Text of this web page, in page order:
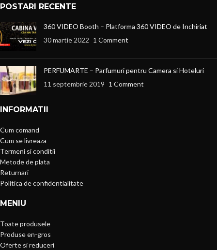
POSTARI RECENTE
360 VIDEO Booth – Platforma 360 VIDEO de Inchiriat
30 martie 2022 1 Comment
PERFUMARTE – Parfumuri pentru Camera si Hoteluri
11 septembrie 2019 1 Comment
INFORMATII
Cum comand
Cum se livreaza
Termeni si conditii
Metode de plata
Returnari
Politica de confidentialitate
MENIU
Toate produsele
Produse en-gros
Oferte si reduceri